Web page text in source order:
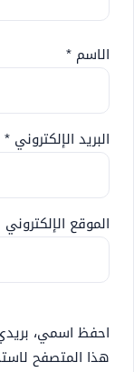
الاسم *
البريد الإلكتروني *
الموقع الإلكتروني
احفظ اسمي،
هذا المتصفح